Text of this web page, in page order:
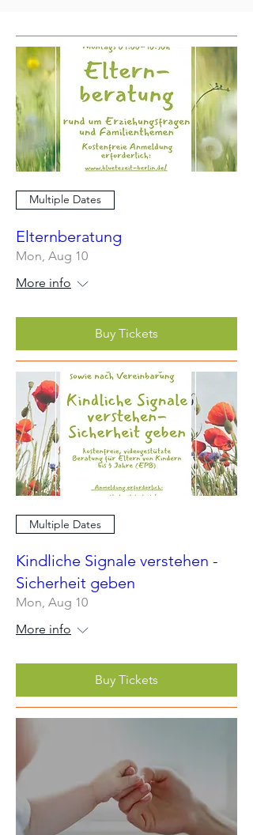
Multiple Dates
Elternberatung
Mon, Aug 10
More info
Buy Tickets
Multiple Dates
Kindliche Signale verstehen -
Sicherheit geben
Mon, Aug 10
More info
Buy Tickets